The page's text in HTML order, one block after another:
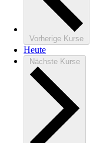
Vorherige Kurse
Heute
Nächste Kurse